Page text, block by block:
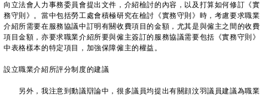
向立法會人力事務委員會提出文件，介紹檢討的內容，以及打算如何修訂《實
務守則》。當中包括勞工處會積極研究在檢討《實務守則》時，考慮要求職業
介紹所需要在服務協議中訂明有關收費項目的金額，尤其是與僱主之間的收費
項目金額，亦要求職業介紹所要與僱主簽訂的服務協議需要包括《實務守則》
中表格樣本的特定項目，加強保障僱主的權益。
設立職業介紹所評分制度的建議
另外，我注意到動議辯論中，很多議員均提出有關顔汶羽議員建議為職業